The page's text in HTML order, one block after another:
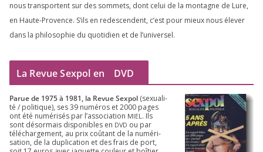
nous trans­portent sur des som­mets, dont celui de la mon­tagne de Lure,
en Haute-Provence. S’ils en redes­cendent, c’est pour mieux nous éle­ver
dans la phi­lo­so­phie du quo­ti­dien et de l’universel.
La Revue Sexpol en DVD
Parue de 1975à 1981, la Revue Sex­pol (sexua­li­
té /​ poli­tique), ses39 numé­ros et2000 pages
ont été numé­ri­sés par l’as­so­cia­tion MIEL. Ils
sont désor­mais dis­po­nibles en DVD ou par
télé­char­ge­ment, au prix coû­tant de la numé­ri­
sa­tion, de la dupli­ca­tion et des frais de port,